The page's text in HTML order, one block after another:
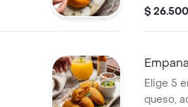
pico de
$ 26.500
Elige 5
queso,